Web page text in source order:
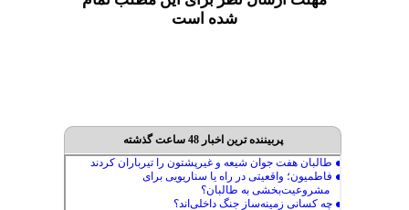
شده است
پربیننده ترین اخبار 48 ساعت گذشته